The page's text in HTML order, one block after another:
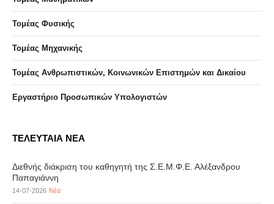
Τομέας Φυσικής
Τομέας Μηχανικής
Τομέας Ανθρωπιστικών, Κοινωνικών Επιστημών και Δικαίου
Eργαστήριo Προσωπικών Υπολογιστών
ΤΕΛΕΥΤΑΙΑ ΝΕΑ
Διεθνής διάκριση του καθηγητή της Σ.Ε.Μ.Φ.Ε. Αλέξανδρου
Παπαγιάννη
14-07-2026 Νέα